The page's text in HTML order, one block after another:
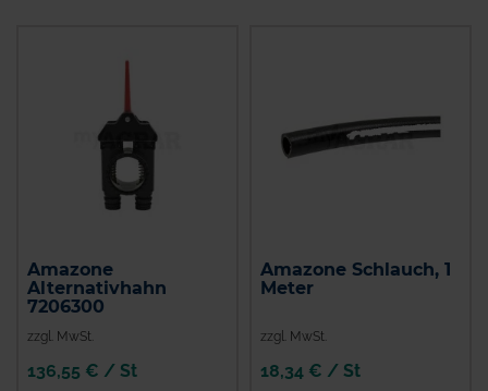
Amazone
Alternativhahn
7206300
zzgl. MwSt.
136,55 € / St
Amazone Schlauch, 1
Meter
zzgl. MwSt.
18,34 € / St